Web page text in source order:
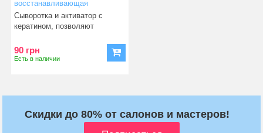
восстанавливающая
(реконструирующая)
сыворотка с кератином
12 мл
Сыворотка и активатор с
кератином, позволяют
90 грн
Есть в наличии
Скидки до 80% от салонов и мастеров!